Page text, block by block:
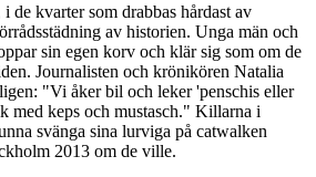
de kvarter som drabbas hårdast av
av historien. Unga män och
sin egen korv och klär sig som om de
Journalisten och krönikören Natalia
"Vi åker bil och leker 'penschis eller
med keps och mustasch." Killarna i
svänga sina lurviga på catwalken
2013 om de ville.